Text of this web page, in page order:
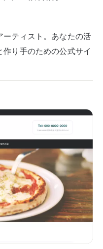
ーティスト。あなたの活
り手のための公式サイ